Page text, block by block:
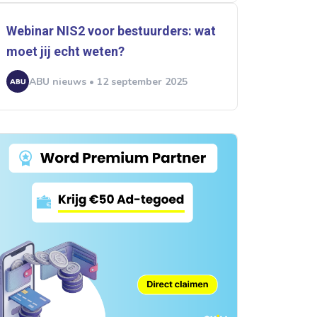
Webinar NIS2 voor bestuurders: wat
moet jij echt weten?
ABU nieuws • 12 september 2025
Artikelen zoeken